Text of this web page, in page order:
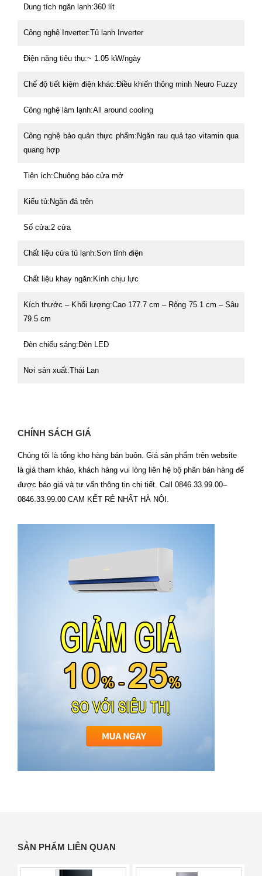
Dung tích ngăn lạnh:360 lít
Công nghệ Inverter:Tủ lạnh Inverter
Điện năng tiêu thụ:~ 1.05 kW/ngày
Chế độ tiết kiệm điện khác:Điều khiển thông minh Neuro Fuzzy
Công nghệ làm lạnh:All around cooling
Công nghệ bảo quản thực phẩm:Ngăn rau quả tạo vitamin qua
quang hợp
Tiện ích:Chuông báo cửa mở
Kiểu tủ:Ngăn đá trên
Số cửa:2 cửa
Chất liệu cửa tủ lạnh:Sơn tĩnh điện
Chất liệu khay ngăn:Kính chịu lực
Kích thước – Khối lượng:Cao 177.7 cm – Rộng 75.1 cm – Sâu
79.5 cm
Đèn chiếu sáng:Đèn LED
Nơi sản xuất:Thái Lan
CHÍNH SÁCH GIÁ
Chúng tôi là tổng kho hàng bán buôn. Giá sản phẩm trên website
là giá tham khảo, khách hàng vui lòng liên hệ bộ phân bán hàng để
được báo giá và tư vấn thông tin chi tiết. Call 0846.33.99.00–
0846.33.99.00 CAM KẾT RẺ NHẤT HÀ NỘI.
SẢN PHẨM LIÊN QUAN